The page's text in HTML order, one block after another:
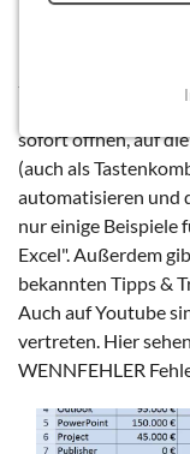
Ihnen wertvolle
Sie und Ihre
Unternehmen
sofort öffnen, auf
(auch als
automatisieren und
nur einige Beispiele
Excel". Außerdem
bekannten Tipps &
Auch auf Youtube
vertreten. Hier
WENNFEHLER
Notwendige
Funktionen
der Website
Name:
Dieser